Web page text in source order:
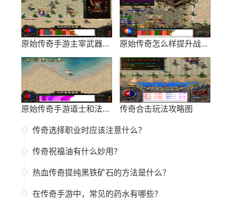
原始传奇手游主宰武器怎么得到 原始传奇怎么样提升战力最快呢
原始传奇手游道士和法师哪个好玩 传奇合击玩法攻略图
传奇选择职业时应该注意什么？
传奇祝福油有什么妙用？
热血传奇提纯黑铁矿石的方法是什么？
在传奇手游中，常见的药水有哪些？